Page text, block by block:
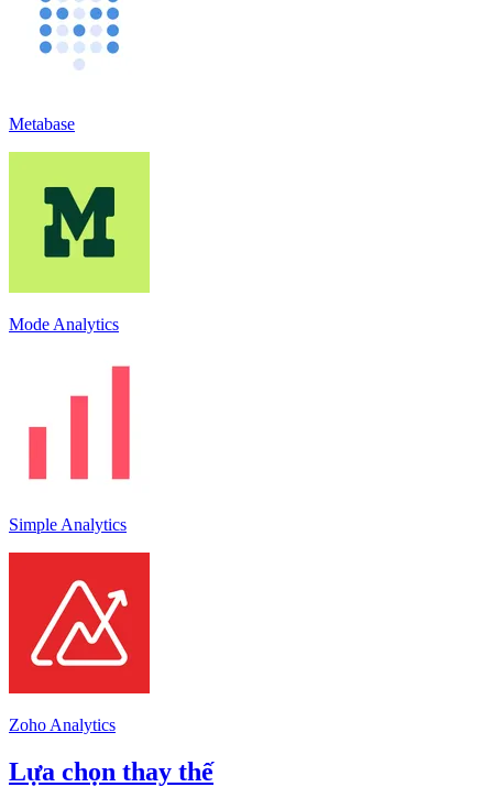
Metabase
Mode Analytics
Simple Analytics
Zoho Analytics
Lựa chọn thay thế